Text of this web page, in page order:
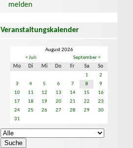
melden
Veranstaltungskalender
August 2026
< Juli
September >
Mo
Di Mi Do Fr Sa
So
1
2
3
4 5 6 7 8
9
10
11 12 13 14 15
16
17
18 19 20 21 22
23
24
25 26 27 28 29
30
31